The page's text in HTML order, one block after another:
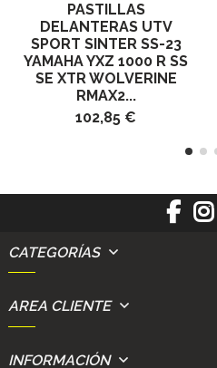
PASTILLAS
DELANTERAS UTV
SPORT SINTER SS-23
YAMAHA YXZ 1000 R SS
SE XTR WOLVERINE
RMAX2...
102,85 €
CATEGORÍAS
AREA CLIENTE
INFORMACIÓN